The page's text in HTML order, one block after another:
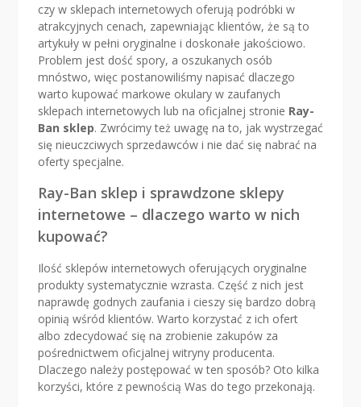
czy w sklepach internetowych oferują podróbki w
atrakcyjnych cenach, zapewniając klientów, że są to
artykuły w pełni oryginalne i doskonałe jakościowo.
Problem jest dość spory, a oszukanych osób
mnóstwo, więc postanowiliśmy napisać dlaczego
warto kupować markowe okulary w zaufanych
sklepach internetowych lub na oficjalnej stronie Ray-
Ban sklep. Zwrócimy też uwagę na to, jak wystrzegać
się nieuczciwych sprzedawców i nie dać się nabrać na
oferty specjalne.
Ray-Ban sklep i sprawdzone sklepy
internetowe – dlaczego warto w nich
kupować?
Ilość sklepów internetowych oferujących oryginalne
produkty systematycznie wzrasta. Część z nich jest
naprawdę godnych zaufania i cieszy się bardzo dobrą
opinią wśród klientów. Warto korzystać z ich ofert
albo zdecydować się na zrobienie zakupów za
pośrednictwem oficjalnej witryny producenta.
Dlaczego należy postępować w ten sposób? Oto kilka
korzyści, które z pewnością Was do tego przekonają.